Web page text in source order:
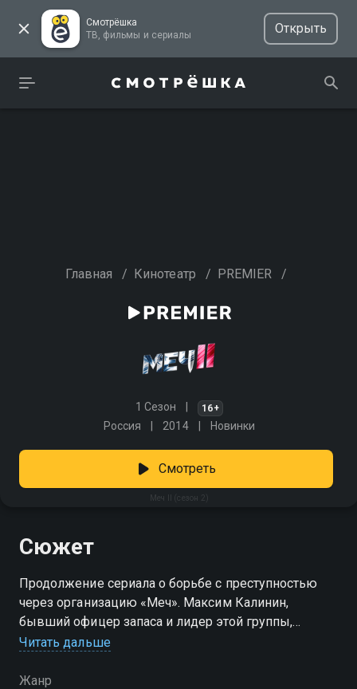
Смотрёшка
ТВ, фильмы и сериалы
Открыть
Главная / Кинотеатр / PREMIER /
1 Сезон 16+
Россия 2014 Новинки
Меч II (сезон 2)
Смотреть
Сюжет
Продолжение сериала о борьбе с преступностью
через организацию «Меч». Максим Калинин,
бывший офицер запаса и лидер этой группы,
восстанавливается после тяжелого ранения и
— «Меч» вновь пополняется новыми бойцами и
Читать дальше
Жанр